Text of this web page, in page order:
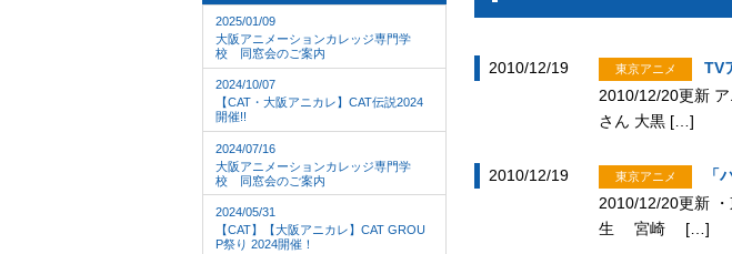
2010/12/19 東京アニメ
TV
2010/12/20更新
さん 大黒 […]
2010/12/19 東京アニメ
「
2010/12/20更新
生 宮崎 […]
2025/01/09
大阪アニメーションカレッジ専門学
校 同窓会のご案内
2024/10/07
【CAT・大阪アニカレ】CAT伝説2024
開催!!
2024/07/16
大阪アニメーションカレッジ専門学
校 同窓会のご案内
2024/05/31
【CAT】【大阪アニカレ】CAT GROU
P祭り 2024開催！